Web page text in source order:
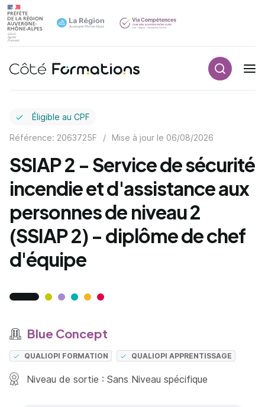
Navigation principale
Éligible au CPF
Référence: 2063725F / Mise à jour le 06/08/2026
SSIAP 2 - Service de sécurité
incendie et d'assistance aux
personnes de niveau 2
(SSIAP 2) - diplôme de chef
d'équipe
Blue Concept
QUALIOPI FORMATION QUALIOPI APPRENTISSAGE
Niveau de sortie : Sans Niveau spécifique